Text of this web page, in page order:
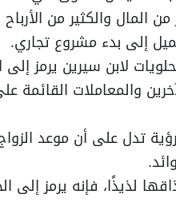
المال والكثير من
إلى بدء مشروع تجاري.
لابن سيرين يرمز إلى
والمعاملات القائمة
تدل على أن موعد
لذيذًا، فإنه يرمز إلى